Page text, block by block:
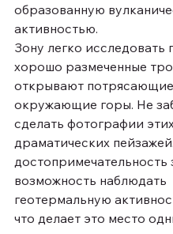
образованную
активностью.
Зону легко исследовать
хорошо размеченные
открывают
окружающие горы. Не
сделать фотографии
драматических
возможность наблюдать
геотермальную
что делает это место